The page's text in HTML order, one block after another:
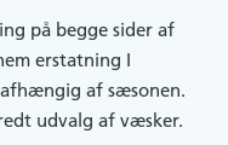
på begge sider af
erstatning I
af sæsonen.
udvalg af væsker.